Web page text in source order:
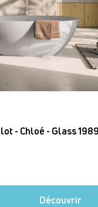
Baignoire ilot - Chloé - Glass 1989
Découvrir